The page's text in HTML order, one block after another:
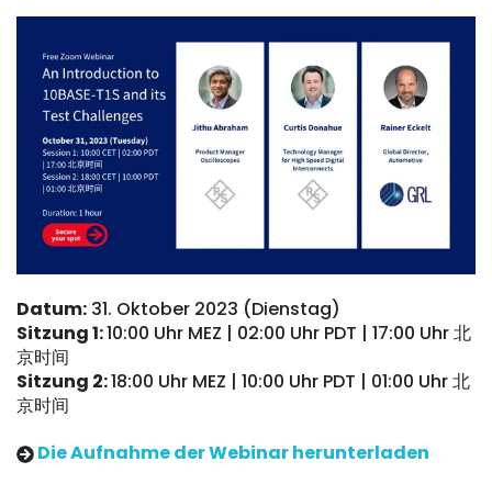
Datum: 31. Oktober 2023 (Dienstag)
Sitzung 1:10:00 Uhr MEZ | 02:00 Uhr PDT | 17:00 Uhr 北
京时间
Sitzung 2:18:00 Uhr MEZ | 10:00 Uhr PDT | 01:00 Uhr 北
京时间
Die Aufnahme der Webinar herunterladen